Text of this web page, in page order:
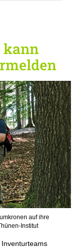
kann
auf ihre
Institut